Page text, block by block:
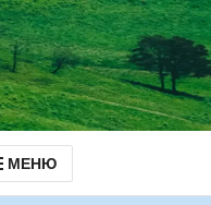
МЕНЮ